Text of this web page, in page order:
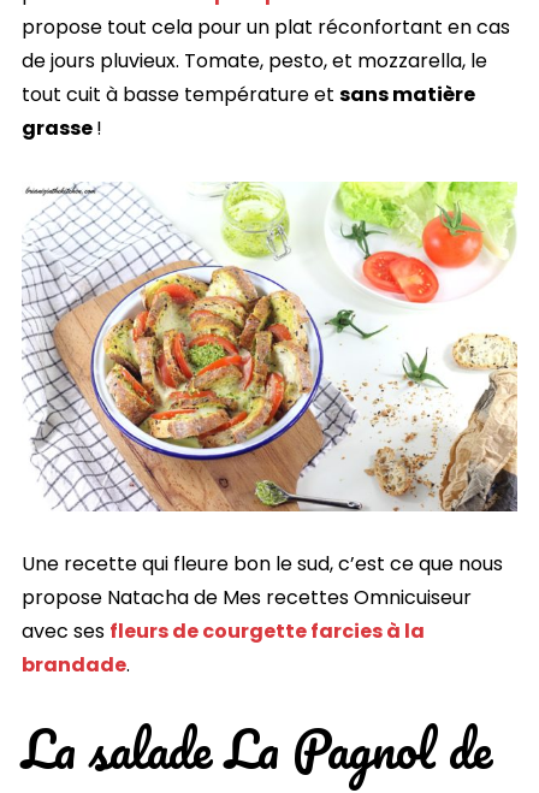
propose tout cela pour un plat réconfortant en cas
de jours pluvieux. Tomate, pesto, et mozzarella, le
tout cuit à basse température et sans matière
grasse!
Une recette qui fleure bon le sud, c’est ce que nous
propose Natacha de Mes recettes Omnicuiseur
avec ses fleurs de courgette farcies à la
brandade.
La salade La Pagnol de